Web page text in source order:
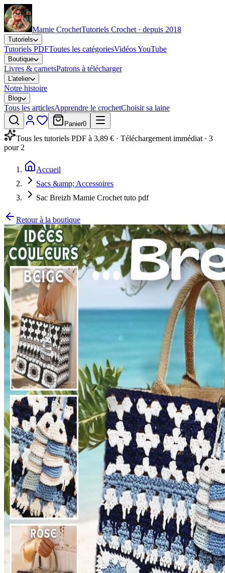
Mamie CrochetTutoriels Crochet · depuis 2018
Tutoriels
Tutoriels PDFToutes les catégoriesVidéos YouTube
Boutique
Livres & carnetsPatrons à télécharger
L'atelier
Notre histoire
Blog
Tous les articlesApprendre le crochetChoisir sa laine
Panier0
Tous les tutoriels PDF à 3,89 € · Téléchargement immédiat · 3
pour 2
Accueil
Sacs &amp; Accessoires
Sac Breizh Mamie Crochet tuto pdf
Retour à la boutique